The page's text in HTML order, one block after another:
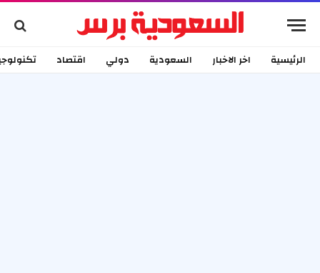
الرئيسية اخر الاخبار السعودية دولي اقتصاد